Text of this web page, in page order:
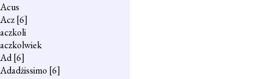
Acus
Acz[6]
aczkoli
aczkolwiek
Ad[6]
Adadżissimo [6]